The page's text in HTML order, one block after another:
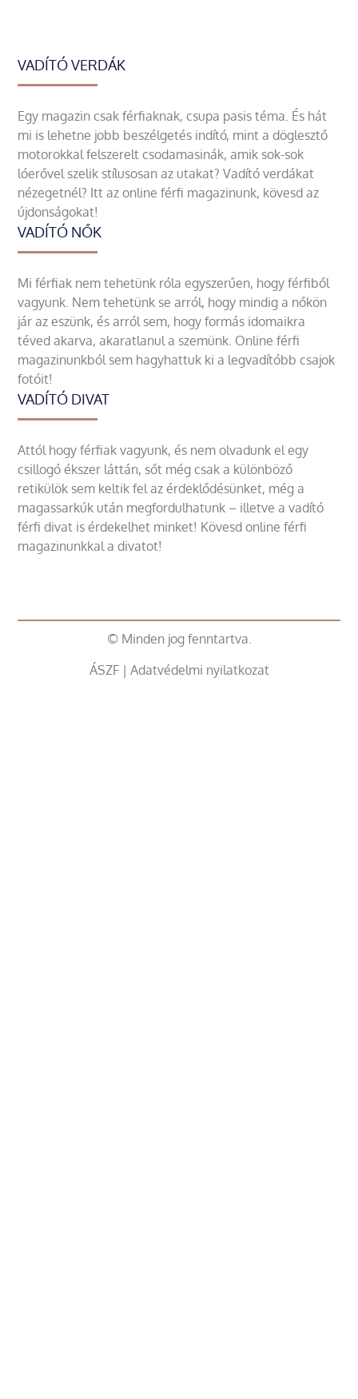
VADÍTÓ VERDÁK
Egy magazin csak férfiaknak, csupa pasis téma. És hát
mi is lehetne jobb beszélgetés indító, mint a döglesztő
motorokkal felszerelt csodamasinák, amik sok-sok
lóerővel szelik stílusosan az utakat? Vadító verdákat
nézegetnél? Itt az online férfi magazinunk, kövesd az
újdonságokat!
VADÍTÓ NŐK
Mi férfiak nem tehetünk róla egyszerűen, hogy férfiből
vagyunk. Nem tehetünk se arról, hogy mindig a nőkön
jár az eszünk, és arról sem, hogy formás idomaikra
téved akarva, akaratlanul a szemünk. Online férfi
magazinunkból sem hagyhattuk ki a legvadítóbb csajok
fotóit!
VADÍTÓ DIVAT
Attól hogy férfiak vagyunk, és nem olvadunk el egy
csillogó ékszer láttán, sőt még csak a különböző
retikülök sem keltik fel az érdeklődésünket, még a
magassarkúk után megfordulhatunk – illetve a vadító
férfi divat is érdekelhet minket! Kövesd online férfi
magazinunkkal a divatot!
© Minden jog fenntartva.
ÁSZF| Adatvédelmi nyilatkozat